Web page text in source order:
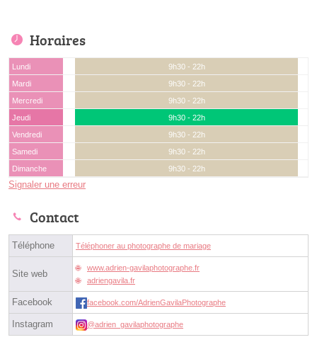
Horaires
Lundi
9h30 - 22h
Mardi
9h30 - 22h
Mercredi
9h30 - 22h
Jeudi
9h30 - 22h
Vendredi
9h30 - 22h
Samedi
9h30 - 22h
Dimanche
9h30 - 22h
Signaler une erreur
Contact
Téléphone Téléphoner au photographe de mariage
Site web
www.adrien-gavilaphotographe.fr
adriengavila.fr
Facebook facebook.com/AdrienGavilaPhotographe
Instagram @adrien_gavilaphotographe